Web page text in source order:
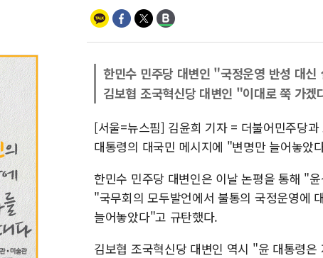
한민수 민주당 대변인 "국정운영 반성 대신
김보협 조국혁신당 대변인 "이대로 쭉 가겠
[서울=뉴스핌] 김윤희 기자 = 더불어민주당
대통령의 대국민 메시지에 "변명만 늘어놓
한민수 민주당 대변인은 이날 논평을 통해 "
"국무회의 모두발언에서 불통의 국정운영에
늘어놓았다"고 규탄했다.
김보협 조국혁신당 대변인 역시 "윤 대통령